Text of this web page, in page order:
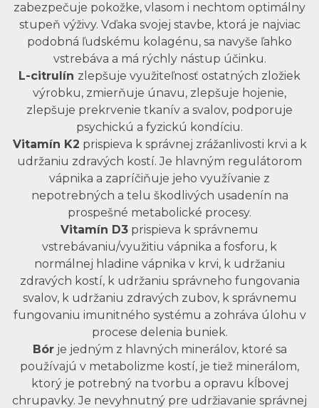
zabezpečuje pokožke, vlasom i nechtom optimálny
stupeň výživy. Vďaka svojej stavbe, ktorá je najviac
podobná ľudskému kolagénu, sa navyše ľahko
vstrebáva a má rýchly nástup účinku.
L-citrulín zlepšuje využiteľnosť ostatných zložiek
výrobku, zmierňuje únavu, zlepšuje hojenie,
zlepšuje prekrvenie tkanív a svalov, podporuje
psychickú a fyzickú kondíciu.
Vitamín K2 prispieva k správnej zrážanlivosti krvi a k
udržaniu zdravých kostí. Je hlavným regulátorom
vápnika a zapríčiňuje jeho využívanie z
nepotrebných a telu škodlivých usadenín na
prospešné metabolické procesy.
Vitamín D3 prispieva k správnemu
vstrebávaniu/využitiu vápnika a fosforu, k
normálnej hladine vápnika v krvi, k udržaniu
zdravých kostí, k udržaniu správneho fungovania
svalov, k udržaniu zdravých zubov, k správnemu
fungovaniu imunitného systému a zohráva úlohu v
procese delenia buniek.
Bórje jedným z hlavných minerálov, ktoré sa
používajú v metabolizme kostí, je tiež minerálom,
ktorý je potrebný na tvorbu a opravu kĺbovej
chrupavky. Je nevyhnutný pre udržiavanie správnej